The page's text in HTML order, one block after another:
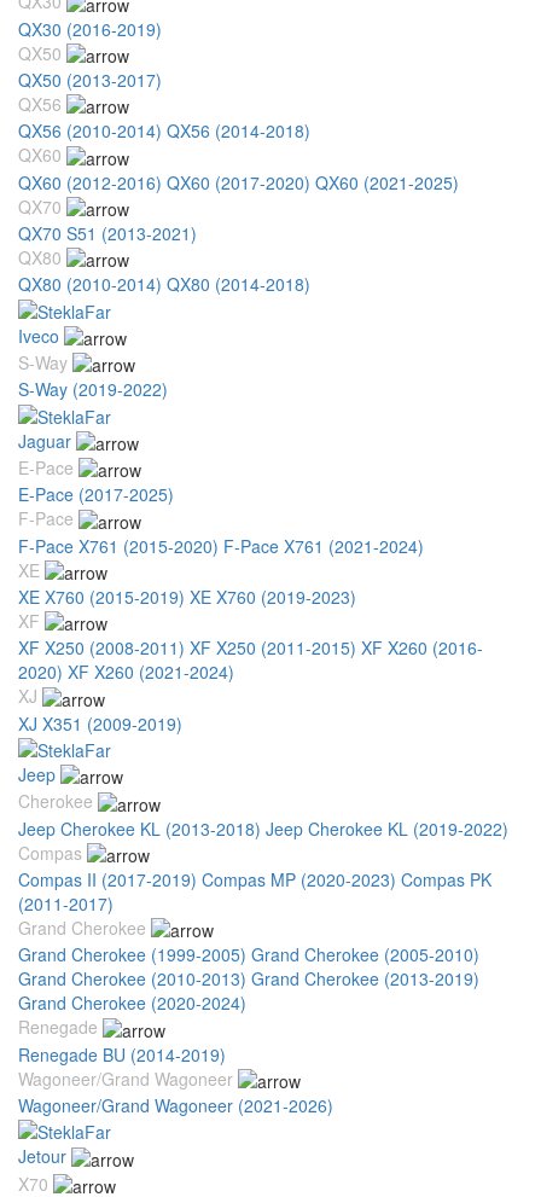
QX30 (2016-2019)
QX50
QX50 (2013-2017)
QX56
QX56 (2010-2014) QX56 (2014-2018)
QX60
QX60 (2012-2016) QX60 (2017-2020) QX60 (2021-2025)
QX70
QX70 S51 (2013-2021)
QX80
QX80 (2010-2014) QX80 (2014-2018)
Iveco
S-Way
S-Way (2019-2022)
Jaguar
E-Pace
E-Pace (2017-2025)
F-Pace
F-Pace X761 (2015-2020) F-Pace X761 (2021-2024)
XE
XE X760 (2015-2019) XE X760 (2019-2023)
XF
XF X250 (2008-2011) XF X250 (2011-2015) XF X260 (2016-
2020) XF X260 (2021-2024)
XJ
XJ X351 (2009-2019)
Jeep
Cherokee
Jeep Cherokee KL (2013-2018) Jeep Cherokee KL (2019-2022)
Compas
Compas II (2017-2019) Compas MP (2020-2023) Compas PK
(2011-2017)
Grand Cherokee
Grand Cherokee (1999-2005) Grand Cherokee (2005-2010)
Grand Cherokee (2010-2013) Grand Cherokee (2013-2019)
Grand Cherokee (2020-2024)
Renegade
Renegade BU (2014-2019)
Wagoneer/Grand Wagoneer
Wagoneer/Grand Wagoneer (2021-2026)
Jetour
X70